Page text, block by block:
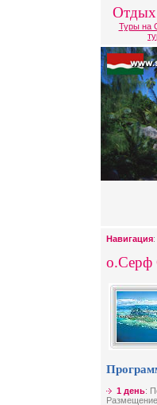
Отдых
Туры на
Навигация:
о.Серф
1 день:
Размещение